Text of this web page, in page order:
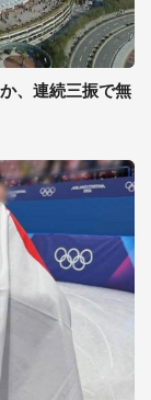
、連続三振で無